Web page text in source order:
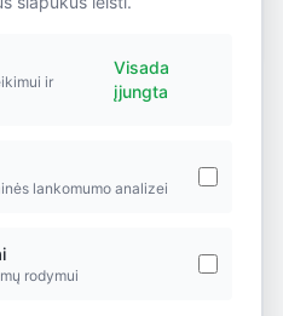
ir
Visada
įjungta
lankomumo analizei
rodymui